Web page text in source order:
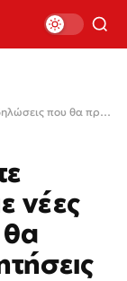
Ο Πορτοσάλτε «ξαναχτύπησε» με νέες δηλώσεις που θα προκαλέσουν συζητήσεις
νέες